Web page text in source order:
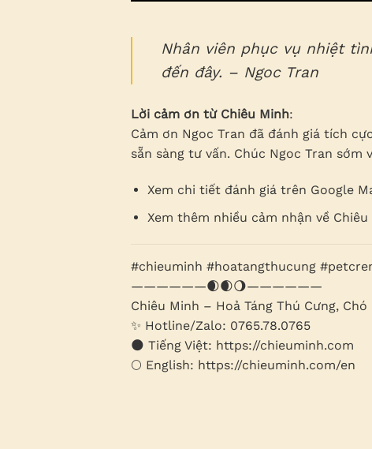
Nhân viên phục vụ nhiệt
đến đây. – Ngoc Tran
Lời cảm ơn từ Chiêu Minh:
Cảm ơn Ngoc Tran đã đánh giá tích
sẵn sàng tư vấn. Chúc Ngoc Tran
Xem chi tiết đánh giá trên Google
Xem thêm nhiều cảm nhận về Chiêu
#chieuminh #hoatangthucung
——————🌒🌒🌖——————
Chiêu Minh – Hoả Táng Thú Cưng, Chó
✨ Hotline/Zalo: 0765.78.0765
🌑 Tiếng Việt: https://chieuminh.com
🌕 English: https://chieuminh.com/en